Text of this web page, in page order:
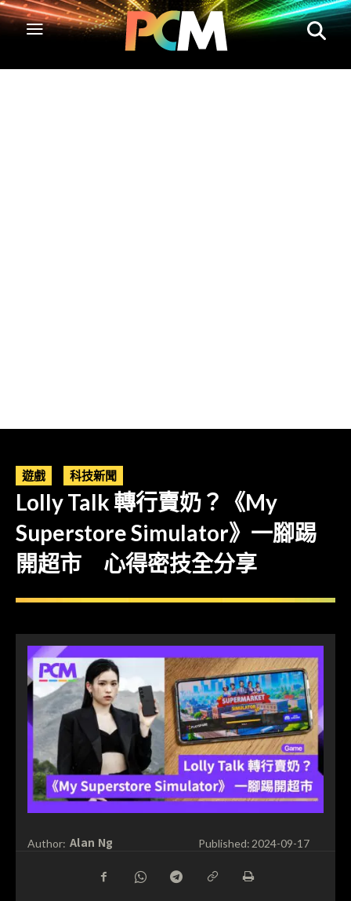
遊戲 科技新聞
Lolly Talk 轉行賣奶？《My
Superstore Simulator》一腳踢
開超市 心得密技全分享
Author: Alan Ng Published: 2024-09-17